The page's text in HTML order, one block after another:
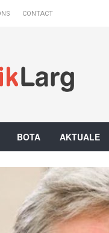
CONTACT
BOTA AKTUALE